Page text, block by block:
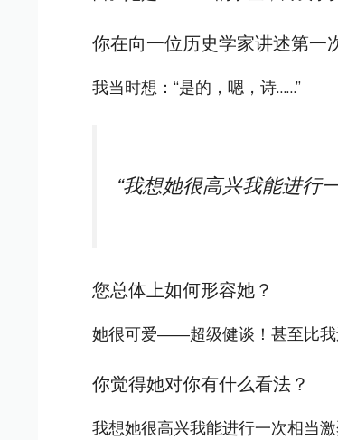
你在向一位历史学家讲述第一
我当时想：“是的，嗯，诗……”
“我想她很高兴我能进行
您总体上如何形容她？
她很可爱——超级健谈！甚至比我
你觉得她对你有什么看法？
我想她很高兴我能进行一次相当